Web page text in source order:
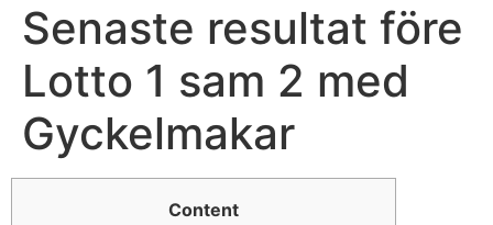
Senaste resultat före
Lotto 1 sam 2 med
Gyckelmakar
Content